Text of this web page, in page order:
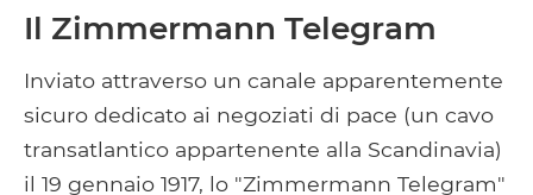
Il Zimmermann Telegram
Inviato attraverso un canale apparentemente
sicuro dedicato ai negoziati di pace (un cavo
transatlantico appartenente alla Scandinavia)
il 19 gennaio 1917, lo "Zimmermann Telegram"